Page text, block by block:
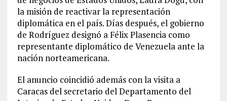
la misión de reactivar la representación
diplomática en el país. Días después, el gobierno
de Rodríguez designó a Félix Plasencia como
representante diplomático de Venezuela ante la
nación norteamericana.
El anuncio coincidió además con la visita a
Caracas del secretario del Departamento del